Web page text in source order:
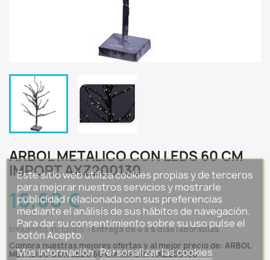
ARBOL METALICO CON LEDS 60 CM
IMPORT AXZ200130
16,60 €
Impuestos incluidos
Entrega de 4 a 6 días laborables
Compra nuestras mejores ofertas y al mejor precio de: ARBOL
METALICO CON LEDS 60 CM IMPORT AXZ200130
Este sitio web utiliza cookies propias y de terceros
para mejorar nuestros servicios y mostrarle
publicidad relacionada con sus preferencias
mediante el análisis de sus hábitos de navegación.
Para dar su consentimiento sobre su uso pulse el
botón Acepto.
Más información Personalizar las cookies